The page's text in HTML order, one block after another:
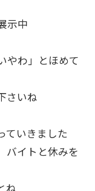
示中
やわ」とほめて
さいね
ていきました
バイトと休みを
ね